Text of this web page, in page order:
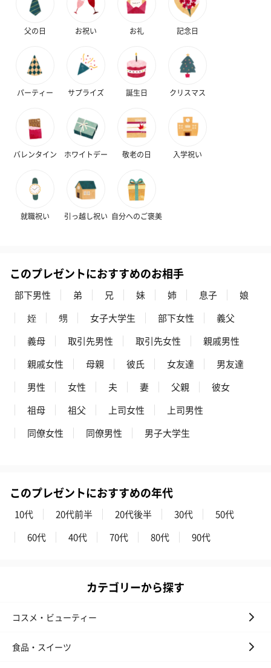
たり。隙間がなく冷気が逃げにくい構造で、チョコレート商品は
保冷剤を入れて3時間程度のお持ち運びが可能です。
折りたたみ時：幅15cm×縦12cm×高さ3cm
バックのサイズ：縦39.5cm×横39.0cm×マチ12.0cm
肩ひもの長さ：55.0cm
CAFE OHZAN 折り畳めるオリジナル保冷バッグ（1,485円）
父の日 お祝い お礼 記念日
パーティー サプライズ 誕生日 クリスマス
バレンタイン ホワイトデー 敬老の日 入学祝い
就職祝い 引っ越し祝い 自分へのご褒美
このプレゼントにおすすめのお相手
部下男性 弟 兄 妹 姉 息子
娘
姪
甥 女子大学生 部下女性
義父
義母
取引先男性 取引先女性
親戚男性
親戚女性
母親 彼氏 女友達
男友達
男性
女性 夫 妻 父親
彼女
祖母
祖父 上司女性
上司男性
同僚女性
同僚男性 男子大学生
このプレゼントにおすすめの年代
10代 20代前半 20代後半 30代
50代
60代
40代 70代 80代 90代
カテゴリーから探す
コスメ・ビューティー
食品・スイーツ